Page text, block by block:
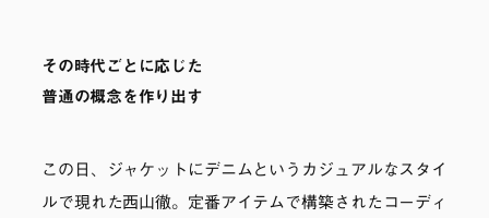
その時代ごとに応じた
普通の概念を作り出す
この日、ジャケットにデニムというカジュアルなスタイ
ルで現れた西山徹。定番アイテムで構築されたコーディ